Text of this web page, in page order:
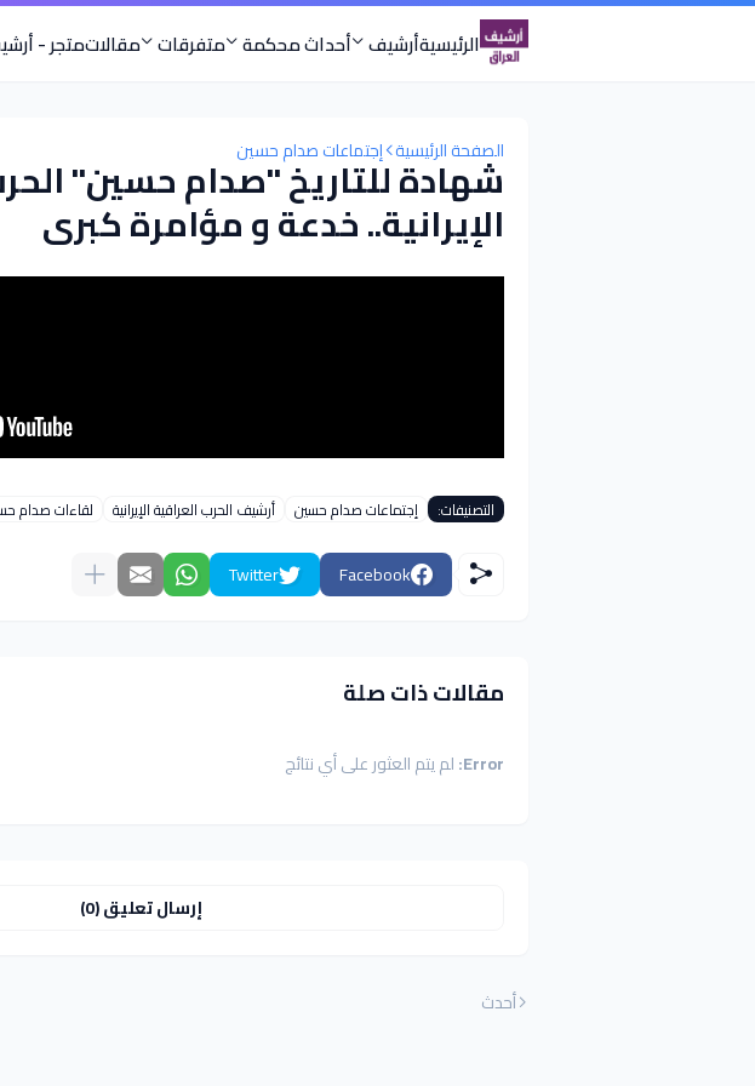
الرئيسيةأرشيف أحداث محكمة متفرقات مقالاتمتجر -
الصفحة الرئيسية إجتماعات صدام حسين
شهادة للتاريخ "صدام حسين"
الإيرانية.. خدعة و مؤامرة كبرى
التصنيفات: إجتماعات صدام حسين أرشيف الحرب العراقية الإيرانية لقاءات صدام
Facebook
Twitter
مقالات ذات صلة
Error: لم يتم العثور على أي نتائج
إرسال تعليق (0)
أحدث